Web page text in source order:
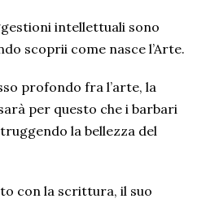
intellettuali sono
scoprii come nasce l’Arte.
profondo fra l’arte, la
per questo che i barbari
la bellezza del
con la scrittura, il suo